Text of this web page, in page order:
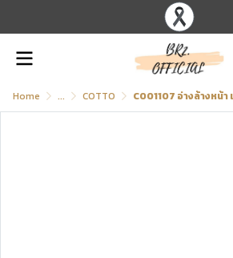
Home ... COTTO C001107 อ่างล้างหน้า แ